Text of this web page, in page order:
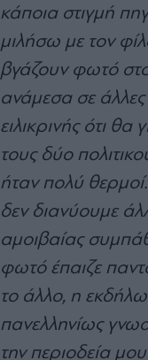
κάποια στιγμή
μιλήσω με τον
βγάζουν φωτό
ανάμεσα σε άλλες
ειλικρινής ότι
τους δύο
ήταν πολύ
δεν διανύουμε
αμοιβαίας
φωτό έπαιζε
το άλλο, η
πανελληνίως
την περιοδεία